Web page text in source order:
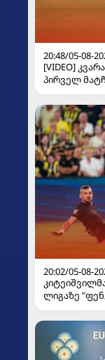
20:48/05-08-
[VIDEO]
პირველ
20:02/05-08-
ლიგაზე